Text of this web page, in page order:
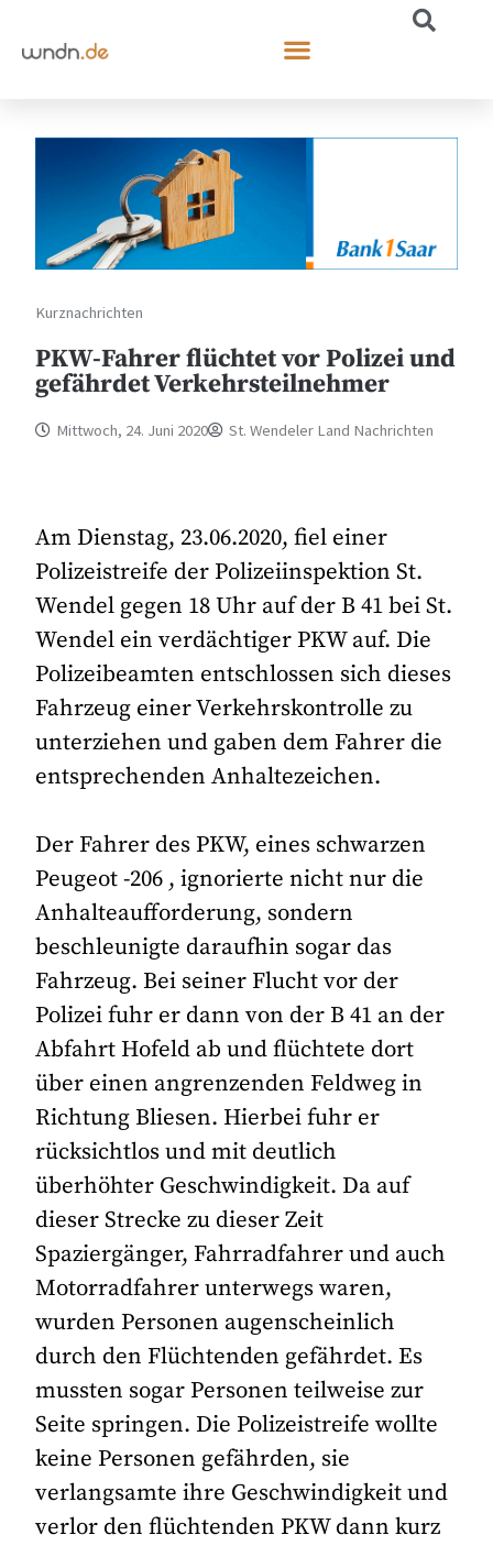
Kurznachrichten
PKW-Fahrer flüchtet vor Polizei und
gefährdet Verkehrsteilnehmer
Mittwoch, 24. Juni 2020 St. Wendeler Land Nachrichten
Am Dienstag, 23.06.2020, fiel einer
Polizeistreife der Polizeiinspektion St.
Wendel gegen 18 Uhr auf der B 41 bei St.
Wendel ein verdächtiger PKW auf. Die
Polizeibeamten entschlossen sich dieses
Fahrzeug einer Verkehrskontrolle zu
unterziehen und gaben dem Fahrer die
entsprechenden Anhaltezeichen.
Der Fahrer des PKW, eines schwarzen
Peugeot -206 , ignorierte nicht nur die
Anhalteaufforderung, sondern
beschleunigte daraufhin sogar das
Fahrzeug. Bei seiner Flucht vor der
Polizei fuhr er dann von der B 41 an der
Abfahrt Hofeld ab und flüchtete dort
über einen angrenzenden Feldweg in
Richtung Bliesen. Hierbei fuhr er
rücksichtlos und mit deutlich
überhöhter Geschwindigkeit. Da auf
dieser Strecke zu dieser Zeit
Spaziergänger, Fahrradfahrer und auch
Motorradfahrer unterwegs waren,
wurden Personen augenscheinlich
durch den Flüchtenden gefährdet. Es
mussten sogar Personen teilweise zur
Seite springen. Die Polizeistreife wollte
keine Personen gefährden, sie
verlangsamte ihre Geschwindigkeit und
verlor den flüchtenden PKW dann kurz